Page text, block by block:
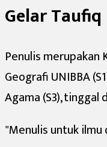
Gelar
Penulis merupakan
Geografi UNIBBA
Agama (S3), tinggal
"Menulis untuk ilmu